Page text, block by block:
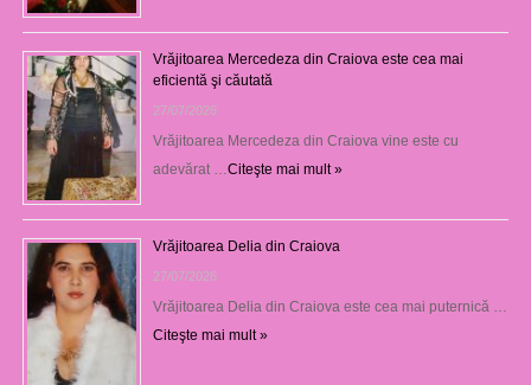
Vrăjitoarea Mercedeza din Craiova este cea mai
eficientă şi căutată
27/07/2026
Vrăjitoarea Mercedeza din Craiova vine este cu
adevărat … Citeşte mai mult »
Vrăjitoarea Delia din Craiova
27/07/2026
Vrăjitoarea Delia din Craiova este cea mai puternică …
Citeşte mai mult »